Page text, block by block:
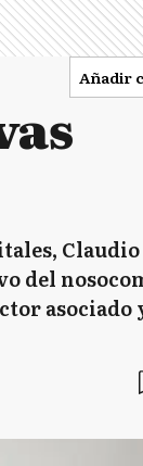
Añadir
del
asociado